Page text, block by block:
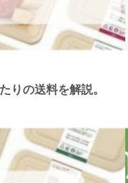
りの送料を解説。